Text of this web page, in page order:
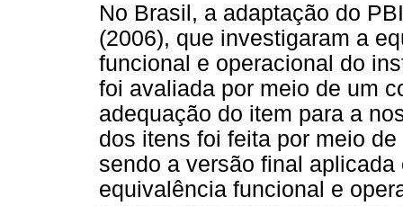
No Brasil, a adaptação do
(2006), que investigaram a
funcional e operacional do
foi avaliada por meio de um
adequação do item para a
dos itens foi feita por meio
sendo a versão final
equivalência funcional e